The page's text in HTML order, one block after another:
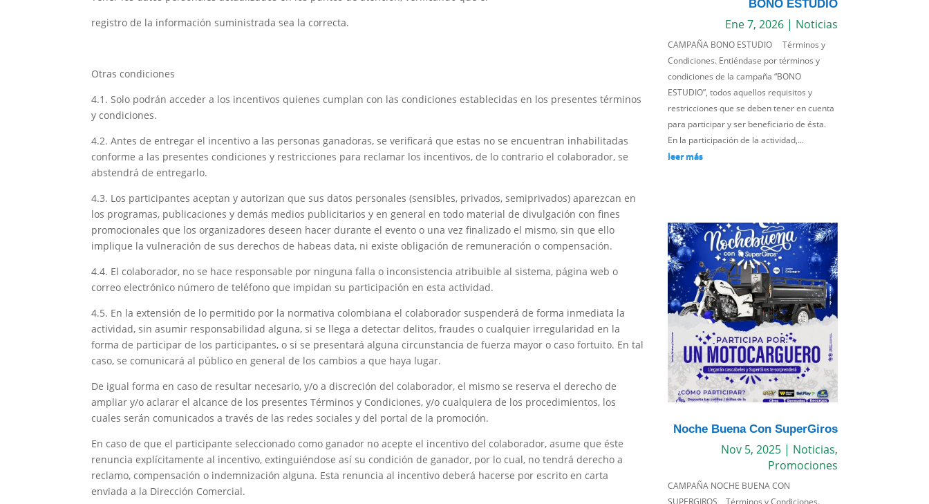
registro de la información suministrada sea la correcta.
Otras condiciones
4.1. Solo podrán acceder a los incentivos quienes cumplan con las condiciones establecidas en los presentes términos
y condiciones.
4.2. Antes de entregar el incentivo a las personas ganadoras, se verificará que estas no se encuentran inhabilitadas
conforme a las presentes condiciones y restricciones para reclamar los incentivos, de lo contrario el colaborador, se
abstendrá de entregarlo.
4.3. Los participantes aceptan y autorizan que sus datos personales (sensibles, privados, semiprivados) aparezcan en
los programas, publicaciones y demás medios publicitarios y en general en todo material de divulgación con fines
promocionales que los organizadores deseen hacer durante el evento o una vez finalizado el mismo, sin que ello
implique la vulneración de sus derechos de habeas data, ni existe obligación de remuneración o compensación.
4.4. El colaborador, no se hace responsable por ninguna falla o inconsistencia atribuible al sistema, página web o
correo electrónico número de teléfono que impidan su participación en esta actividad.
4.5. En la extensión de lo permitido por la normativa colombiana el colaborador suspenderá de forma inmediata la
actividad, sin asumir responsabilidad alguna, si se llega a detectar delitos, fraudes o cualquier irregularidad en la
forma de participar de los participantes, o si se presentará alguna circunstancia de fuerza mayor o caso fortuito. En tal
caso, se comunicará al público en general de los cambios a que haya lugar.
De igual forma en caso de resultar necesario, y/o a discreción del colaborador, el mismo se reserva el derecho de
ampliar y/o aclarar el alcance de los presentes Términos y Condiciones, y/o cualquiera de los procedimientos, los
cuales serán comunicados a través de las redes sociales y del portal de la promoción.
En caso de que el participante seleccionado como ganador no acepte el incentivo del colaborador, asume que éste
renuncia explícitamente al incentivo, extinguiéndose así su condición de ganador, por lo cual, no tendrá derecho a
reclamo, compensación o indemnización alguna. Esta renuncia al incentivo deberá hacerse por escrito en carta
enviada a la Dirección Comercial.
BONO ESTUDIO
Ene 7, 2026| Noticias
CAMPAÑA BONO ESTUDIO Términos y
Condiciones. Entiéndase por términos y
condiciones de la campaña “BONO
ESTUDIO”, todos aquellos requisitos y
restricciones que se deben tener en cuenta
para participar y ser beneficiario de ésta.
En la participación de la actividad,...
leer más
Noche Buena Con SuperGiros
Nov 5, 2025| Noticias,
Promociones
CAMPAÑA NOCHE BUENA CON
SUPERGIROS Términos y Condiciones.